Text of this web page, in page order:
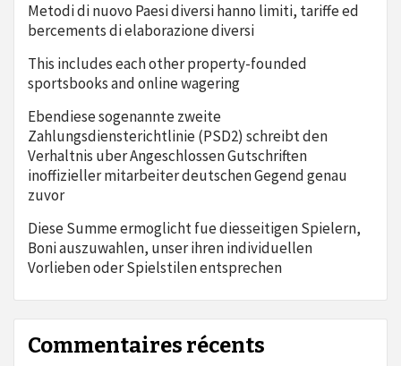
Metodi di nuovo Paesi diversi hanno limiti, tariffe ed
bercements di elaborazione diversi
This includes each other property-founded
sportsbooks and online wagering
Ebendiese sogenannte zweite
Zahlungsdiensterichtlinie (PSD2) schreibt den
Verhaltnis uber Angeschlossen Gutschriften
inoffizieller mitarbeiter deutschen Gegend genau
zuvor
Diese Summe ermoglicht fue diesseitigen Spielern,
Boni auszuwahlen, unser ihren individuellen
Vorlieben oder Spielstilen entsprechen
Commentaires récents